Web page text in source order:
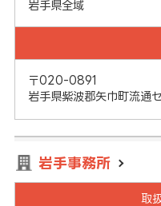
岩手県全域
〒020-0891
岩手県紫波郡矢巾町流通
岩手事務所
取